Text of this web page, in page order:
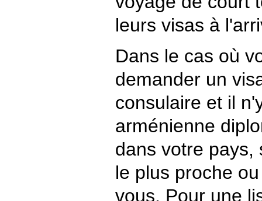
leurs visas à
Dans le cas où
demander un
consulaire et il
arménienne
dans votre pays,
le plus proche
vous. Pour une